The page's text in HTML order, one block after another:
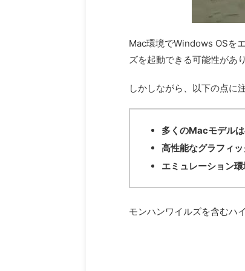
Mac環境でWindows OSを
ズを起動できる可能性があり
しかしながら、以下の点に
多くのMacモデル
高性能なグラフィ
エミュレーション
モンハンワイルズを含むハ